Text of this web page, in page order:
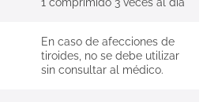
En caso de afecciones de
tiroides, no se debe utilizar
sin consultar al médico.